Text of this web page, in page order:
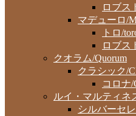
ロブス
マデューロ/
トロ/
ロブス
クオラム/Quorum
クラシック/
コロナ/
ルイ・マルティネ
シルバーセ